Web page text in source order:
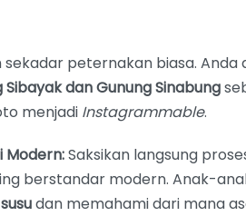
sekadar peternakan biasa. Anda
Sibayak dan Gunung Sinabung
menjadi Instagrammable.
Modern:Saksikan langsung
berstandar modern. Anak-
dan memahami dari mana